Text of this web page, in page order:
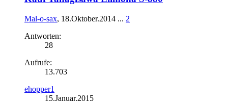
Mal-o-sax, 18.Oktober.2014 ... 2
Antworten:
28
Aufrufe:
13.703
ehopper1
15.Januar.2015